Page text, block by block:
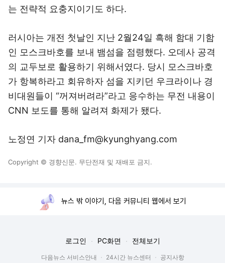
는 전략적 요충지이기도 하다.
러시아는 개전 첫날인 지난 2월24일 흑해 함대 기함
인 모스크바호를 보내 뱀섬을 점령했다. 오데사 공격
의 교두보로 활용하기 위해서였다. 당시 모스크바호
가 항복하라고 회유하자 섬을 지키던 우크라이나 경
비대원들이 “꺼져버려라”라고 응수하는 무전 내용이
CNN 보도를 통해 알려져 화제가 됐다.
노정연 기자 dana_fm@kyunghyang.com
Copyright © 경향신문. 무단전재 및 재배포 금지.
뉴스 밖 이야기, 다음 커뮤니티 웹에서 보기
로그인 PC화면 전체보기
다음뉴스 서비스안내 24시간 뉴스센터 공지사항